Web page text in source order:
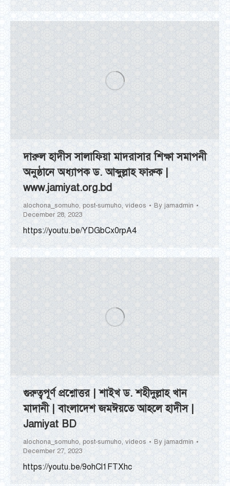
দারুল হাদীস সালাফিয়া মাদরাসার শিক্ষা সমাপনী
অনুষ্ঠানে অধ্যাপক ড. আব্দুল্লাহ ফারুক |
www.jamiyat.org.bd
alochona_somuho, post-sumuho, videos By jamadmin
December 28, 2023
https://youtu.be/YDGbCx0rpA4
গুরুত্বপূর্ণ প্রশ্নোত্তর | শাইখ ড. শহীদুল্লাহ খান
মাদানী | বাংলাদেশ জমঈয়তে আহলে হাদীস |
Jamiyat BD
alochona_somuho, post-sumuho, videos By jamadmin
December 27, 2023
https://youtu.be/9ohCl1FTXhc